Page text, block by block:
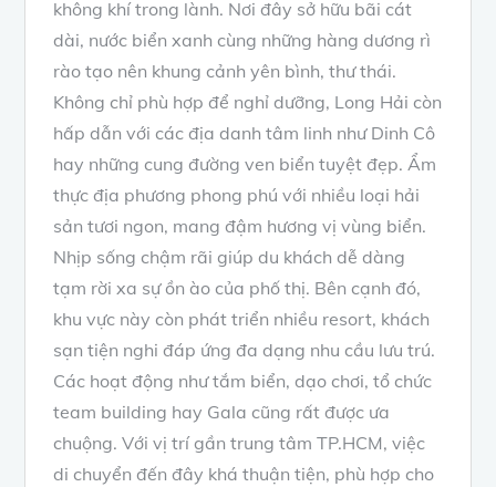
không khí trong lành. Nơi đây sở hữu bãi cát
dài, nước biển xanh cùng những hàng dương rì
rào tạo nên khung cảnh yên bình, thư thái.
Không chỉ phù hợp để nghỉ dưỡng, Long Hải còn
hấp dẫn với các địa danh tâm linh như Dinh Cô
hay những cung đường ven biển tuyệt đẹp. Ẩm
thực địa phương phong phú với nhiều loại hải
sản tươi ngon, mang đậm hương vị vùng biển.
Nhịp sống chậm rãi giúp du khách dễ dàng
tạm rời xa sự ồn ào của phố thị. Bên cạnh đó,
khu vực này còn phát triển nhiều resort, khách
sạn tiện nghi đáp ứng đa dạng nhu cầu lưu trú.
Các hoạt động như tắm biển, dạo chơi, tổ chức
team building hay Gala cũng rất được ưa
chuộng. Với vị trí gần trung tâm TP.HCM, việc
di chuyển đến đây khá thuận tiện, phù hợp cho